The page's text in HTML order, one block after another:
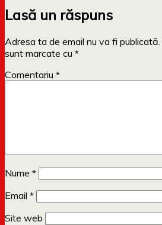
Lasă un răspuns
Adresa ta de email nu va fi publicată.
sunt marcate cu *
Comentariu *
Nume *
Email *
Site web